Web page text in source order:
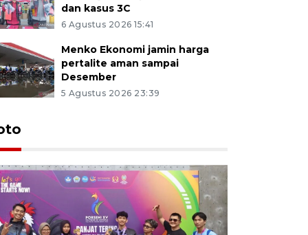
dan kasus 3C
6 Agustus 2026 15:41
Menko Ekonomi jamin harga
pertalite aman sampai
Desember
5 Agustus 2026 23:39